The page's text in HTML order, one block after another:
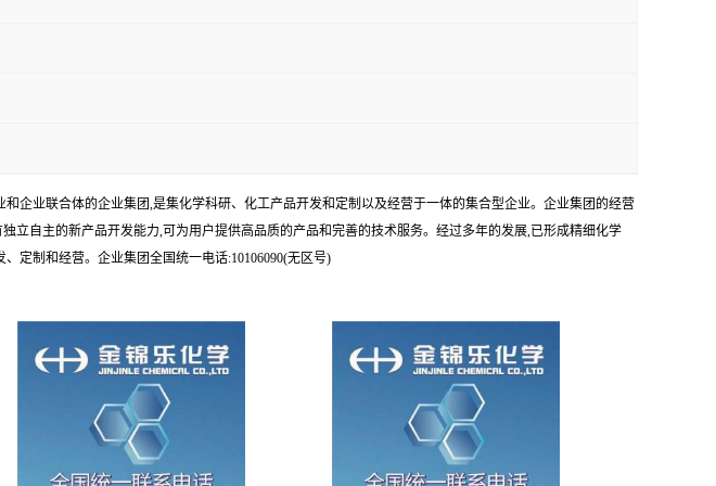
企业联合体的企业集团,是集化学科研、化工产品开发和定制以及经营于一体的集合型企业。企业集团的经营
自主的新产品开发能力,可为用户提供高品质的产品和完善的技术服务。经过多年的发展,已形成精细化学
定制和经营。企业集团全国统一电话:10106090(无区号)